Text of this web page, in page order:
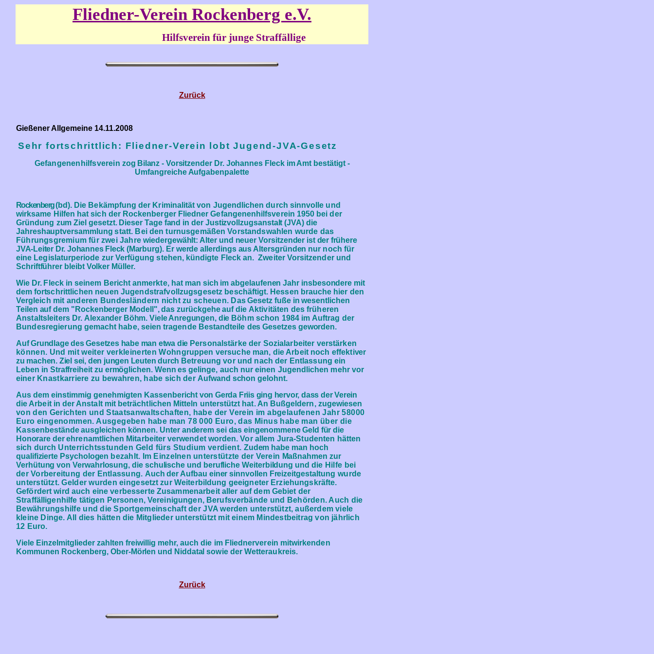
Fliedner-Verein Rockenberg e.V.
Hilfsverein für junge Straffällige
Zurück
Gießener Allgemeine 14.11.2008
Sehr fortschrittlich: Fliedner-Verein lobt Jugend-JVA-Gesetz
Gefangenenhilfsverein zog Bilanz - Vorsitzender Dr. Johannes Fleck im Amt bestätigt -
Umfangreiche Aufgabenpalette
Rockenberg(bd). Die Bekämpfung der Kriminalität von Jugendlichen durch sinnvolle und
wirksame Hilfen hat sich der Rockenberger Fliedner Gefangenenhilfsverein 1950 bei der
Gründung zum Ziel gesetzt. Dieser Tage fand in der Justizvollzugsanstalt (JVA) die
Jahreshauptversammlungstatt. Bei den turnusgemäßen Vorstandswahlen wurde das
Führungsgremium für zwei Jahrewiedergewählt: Alter und neuer Vorsitzender ist der frühere
JVA-Leiter Dr. Johannes Fleck (Marburg). Er werde allerdings aus Altersgründen nur noch für
eine Legislaturperiode zur Verfügung stehen, kündigte Fleck an. Zweiter Vorsitzender und
Schriftführer bleibt Volker Müller.
Wie Dr. Fleck in seinem Bericht anmerkte, hat man sich im abgelaufenen Jahr insbesondere mit
dem fortschrittlichen neuen Jugendstrafvollzugsgesetz beschäftigt. Hessen brauche hier den
Vergleich mit anderen Bundesländern nicht zu scheuen. Das Gesetz fuße in wesentlichen
Teilen auf dem "Rockenberger Modell", das zurückgehe auf die Aktivitäten des früheren
Anstaltsleiters Dr. Al exander Böhm. Viele Anregungen, die Böhm schon 1984 im Auftrag der
Bundesregierung gemacht habe, seien tragende Bestandteile des Gesetzes geworden.
Auf Grundlage des Gesetzes habe man etwa die Personalstärke der Sozialarbeiter verstärken
können. Und mit weiter verkleinerten Wohngruppen versuche man, die Arbeit noch effektiver
zu machen. Ziel sei, den jungen Leuten durch Betreuung vor und nach der Entlassung ein
Leben in Straffreiheit zu ermöglichen. Wenn es ge linge, auch nur einen Jugendlichen mehr vor
einer Knastkarriere zu bewahren, habe sich der Aufwand schon gelohnt.
Aus dem einstimmig genehmigten Kassenbericht von Gerda Friis ging hervor, dass der Verein
die Arbeit in der Anstalt mit beträchtlichen Mitteln unterstützt hat. An Bußgeldern, zugewiesen
von den Gerichten und Staatsanwaltschaften, habe der Verein im abgelaufenen Jahr 58000
Euro eingenommen. Ausgegeben habe man78 000 Euro, das Minus habe man über die
Kassenbestände ausgleichen können. Unter anderemsei das eingenommene Geld für die
Honorare derehrenamtlichen Mitarbeiter verwendet worden.Vor allem Jura-Studenten hätten
sich durch Unterrichtsstunden Geld fürs Studium verdient. Zudem habe man hoch
qualifizierte Psychologen bezahlt. Im Einzelnen unterstützte der Verein Maßnahmen zur
Verhütung von Verwahrlosung, die schulische und berufliche Weiterbildung und die Hilfe bei
der Vorbereitung der Entlassung. Auch der Aufbau einer sinnvollen Freizeitgestal tung wurde
unterstützt. Gelder wurden eingesetzt zur Weiterbildung geeigneter Erziehungs kräfte.
Gefördert wird auch eine verbesserte Zusammenarbeit aller auf dem Gebiet der
Straffälligenhilfe tätigen Personen, Vereinigungen, Berufsverbände und Behörden. Auch die
Bewährungshilfe und die Sportgemeinschaft der JVAwerden unterstützt, außerdem viele
kleine Dinge. All dies hätten die Mitglieder unterstützt mit einem Mindestbeitrag von jährlich
12 Euro.
Viele Einzelmitglieder zahlten freiwillig mehr, auch die im Fliednerverein mitwirkenden
Kommunen Rockenberg, Ober-Mörlen und Niddatalsowie der Wetteraukreis.
Zurück